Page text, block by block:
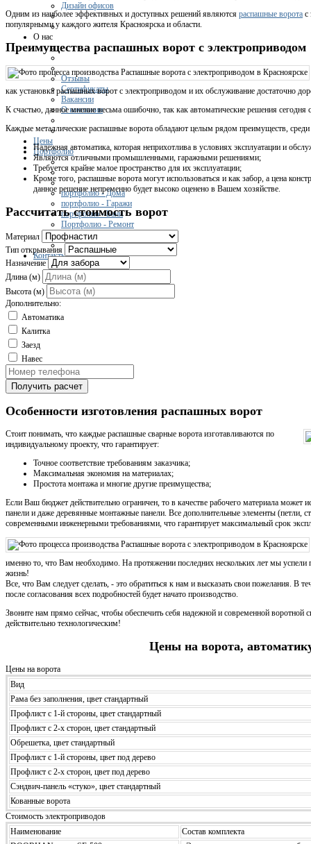
Дизайн офисов
О нас
Отзывы
Сертификаты
Вакансии
О компании
Цены
Портфолио
портфолио - Дома
портфолио - Гаражи
портфолио - Бани
Портфолио - Ремонт
Контакты
Одним из наиболее эффективных и доступных решений являются распашные ворота с
популярными у каждого жителя Красноярска и области.
Преимущества распашных ворот с электроприводом
как установка распашных ворот с электроприводом и их обслуживание достаточно
К счастью, данное мнение весьма ошибочно, так как автоматические решения
Каждые металлические распашные ворота обладают целым рядом преимуществ,
Надежная автоматика, которая неприхотлива в условиях эксплуатации и
Являются отличными промышленными, гаражными решениями;
Требуется крайне малое пространство для их эксплуатации;
Кроме того, распашные ворота могут использоваться и как забор, а цена
данное решение непременно будет высоко оценено в Вашем хозяйстве.
Рассчитать стоимость ворот
Материал
Тип открывания
Назначение
Длина (м)
Высота (м)
Дополнительно:
Автоматика
Калитка
Заезд
Навес
Получить расчет
Особенности изготовления распашных ворот
Стоит понимать, что каждые распашные сварные ворота изготавливаются по
индивидуальному проекту, что гарантирует:
Точное соответствие требованиям заказчика;
Максимальная экономия на материалах;
Простота монтажа и многие другие преимущества;
Если Ваш бюджет действительно ограничен, то в качестве рабочего материала может
панели и даже деревянные монтажные панели. Все дополнительные элементы (петли,
современными инженерными требованиями, что гарантирует максимальный срок
именно то, что Вам необходимо. На протяжении последних нескольких лет мы успели
жизнь!
Все, что Вам следует сделать, - это обратиться к нам и высказать свои пожелания. В
после согласования всех подробностей будет начато производство.
Звоните нам прямо сейчас, чтобы обеспечить себя надежной и современной воротной
действительно технологическим!
Цены на ворота,
Цены на ворота
Вид
Рама без заполнения, цвет стандартный
Профлист с 1-й стороны, цвет стандартный
Профлист с 2-х сторон, цвет стандартный
Обрешетка, цвет стандартный
Профлист с 1-й стороны, цвет под дерево
Профлист с 2-х сторон, цвет под дерево
Сэндвич-панель «стуко», цвет стандартный
Кованные ворота
Стоимость электроприводов
Наименование
Состав комплекта